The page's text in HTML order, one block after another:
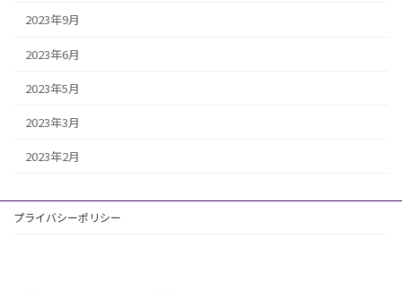
2023年9月
2023年6月
2023年5月
2023年3月
2023年2月
プライバシーポリシー